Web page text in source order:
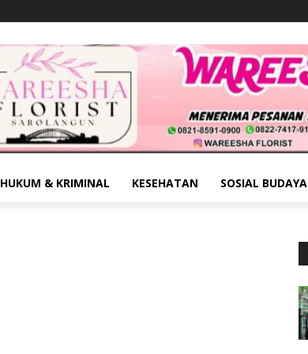
HUKUM & KRIMINAL KESEHATAN SOSIAL BUDAYA